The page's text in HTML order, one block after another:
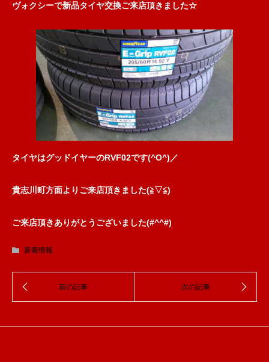
ヴォクシーで新品タイヤ交換ご来店頂きました☆
タイヤはグッドイヤーのRVF02です(^O^)／
貴志川町方面よりご来店頂きました(≧▽≦)
ご来店頂きありがとうございました(#^^#)
新着情報